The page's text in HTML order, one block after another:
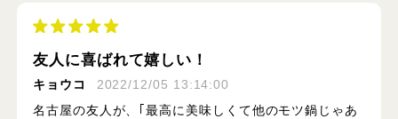
友人に喜ばれて嬉しい！
キョウコ
2022/12/05 13:14:00
名古屋の友人が、｢最高に美味しくて他のモツ鍋じゃあ